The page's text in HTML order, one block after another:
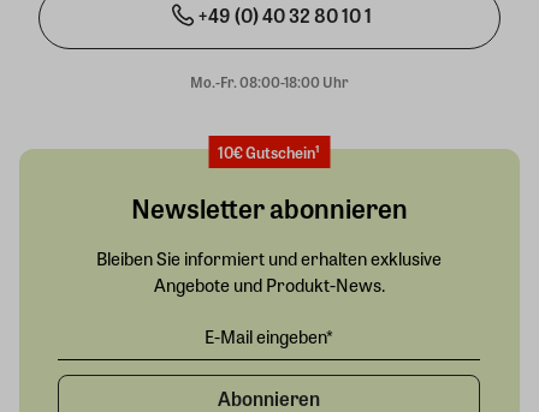
+49 (0) 40 32 80 10 1
Mo.-Fr. 08:00-18:00 Uhr
10€ Gutschein¹
Newsletter abonnieren
Bleiben Sie informiert und erhalten exklusive
Angebote und Produkt-News.
Abonnieren